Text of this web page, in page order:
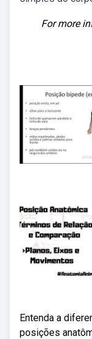
For more
Entenda a
posições